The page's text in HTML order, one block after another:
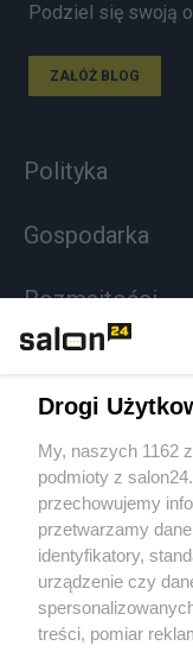
Podziel się swoją
ZAŁÓŻ BLOG
Polityka
Gospodarka
Rozmaitości
Sport
Społeczeństwo
Kultura
Drogi
My, naszych 1162
podmioty z
przechowujemy
przetwarzamy
identyfikatory,
urządzenie czy
treści, pomiar